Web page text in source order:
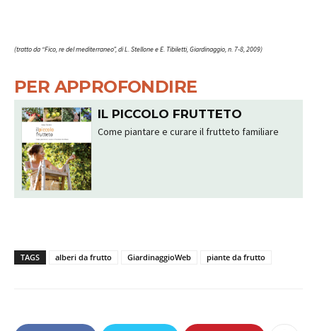
(tratto da “Fico, re del mediterraneo”, di L. Stellone e E. Tibiletti, Giardinaggio, n. 7-8, 2009)
PER APPROFONDIRE
IL PICCOLO FRUTTETO
Come piantare e curare il frutteto familiare
TAGS alberi da frutto GiardinaggioWeb piante da frutto